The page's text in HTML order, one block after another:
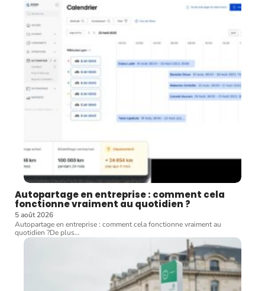
Autopartage en entreprise : comment cela
fonctionne vraiment au quotidien ?
5 août 2026
Autopartage en entreprise : comment cela fonctionne vraiment au
quotidien ?De plus…